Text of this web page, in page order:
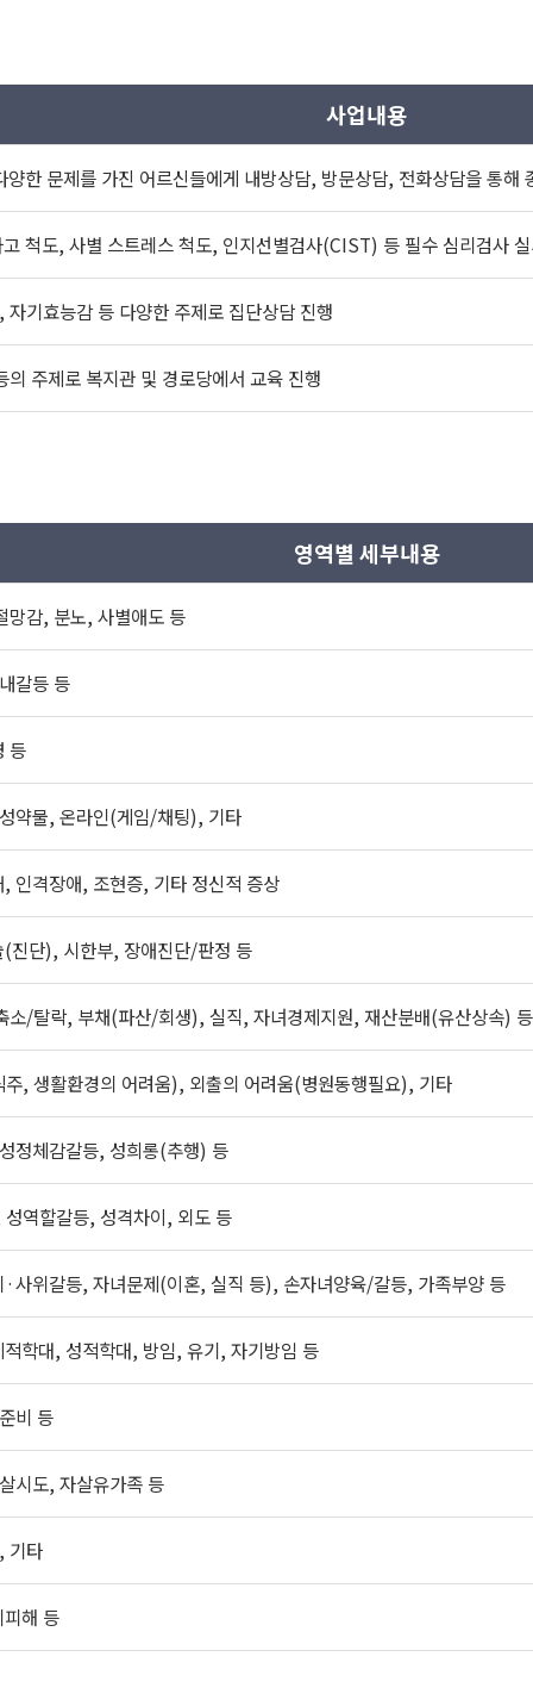
사업내용
한 문제를 가진 어르신들에게 내방상담, 방문상담, 전화상담을 통해
척도, 사별 스트레스 척도, 인지선별검사(CIST) 등 필수 심리검사
기효능감 등 다양한 주제로 집단상담 진행
주제로 복지관 및 경로당에서 교육 진행
영역별 세부내용
망감, 분노, 사별애도 등
갈등 등
등
약물, 온라인(게임/채팅), 기타
인격장애, 조현증, 기타 정신적 증상
진단), 시한부, 장애진단/판정 등
소/탈락, 부채(파산/회생), 실직, 자녀경제지원, 재산분배(유산상속) 등
, 생활환경의 어려움), 외출의 어려움(병원동행필요), 기타
정체감갈등, 성희롱(추행) 등
역할갈등, 성격차이, 외도 등
사위갈등, 자녀문제(이혼, 실직 등), 손자녀양육/갈등, 가족부양 등
학대, 성적학대, 방임, 유기, 자기방임 등
비 등
시도, 자살유가족 등
기타
해 등